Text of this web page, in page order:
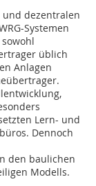
dezentralen
Systemen
üblich
Anlagen
Lern- und
Dennoch
den baulichen
Modells.